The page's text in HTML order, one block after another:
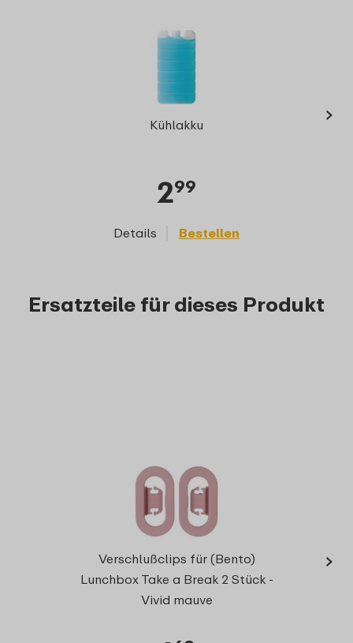
Kühlakku
299
Details Bestellen
›
Ersatzteile für dieses Produkt
Verschlußclips für (Bento)
Lunchbox Take a Break 2 Stück -
Vivid mauve
›